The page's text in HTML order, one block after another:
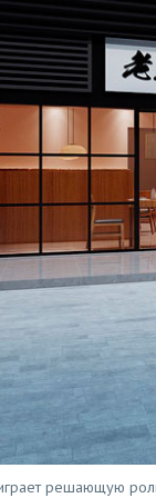
решающую